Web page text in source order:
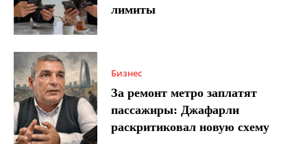
лимиты
Бизнес
За ремонт метро заплатят
пассажиры: Джафарли
раскритиковал новую схему